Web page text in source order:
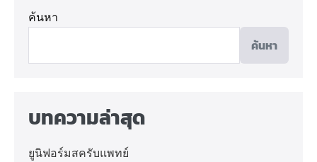
ค้นหา
ค้นหา
บทความล่าสุด
ยูนิฟอร์มสครับแพทย์